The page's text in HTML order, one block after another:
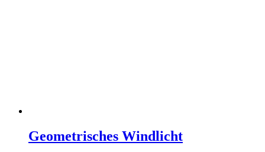
Geometrisches Windlicht